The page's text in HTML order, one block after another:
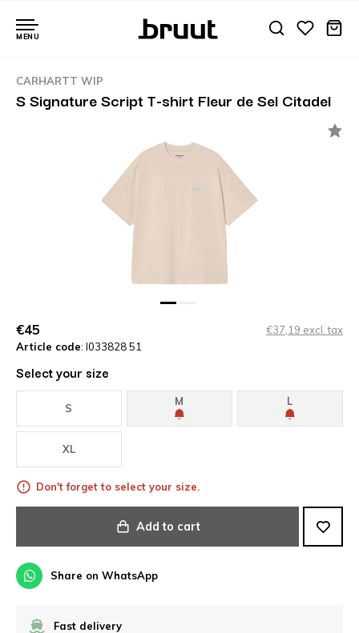
MENU
CARHARTT WIP
S Signature Script T-shirt Fleur de Sel Citadel
€45
€37,19 excl. tax
Article code: I033828 51
Select your size
S
M L
XL
Don't forget to select your size.
Add to cart
Share on WhatsApp
Fast delivery